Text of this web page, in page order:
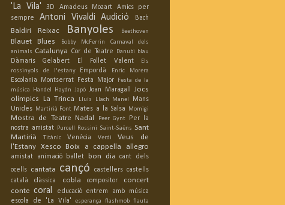
'La Vila'
3D Amadeus Mozart
Amics per
sempre
Antoni Vivaldi Audició Bach
Baldiri Reixac Banyoles Beethoven
Blauet Blues Bobby McFerrin
Carnaval dels
animals Catalunya Cor de Teatre Danubi blau
Dàmaris Gelabert El Follet Valent
Els
rossinyols de l'estany
Empordà Enric Morera
Escolania Montserrat Festa Major
Festa de la
música
Handel Haydn Japó Joan Maragall
Jocs
olímpics
La Trinca Lluís Llach Manel
Mans
Unides
Martirià Font Mates a la Salsa Momigi
Mostra de Teatre Nadal Peer Gynt
Per la
nostra amistat
Purcell Rossini Saint-Saëns Sant
Martirià
Titànic Venècia Verdi
Veus de
l'Estany
Xesco Boix a cappella allegro
amistat animació ballet bon dia
cant dels
ocells cantata cançó castellers castells
català
clàssica cobla compositor
concert
conte coral educació entrem amb música
escola de 'La Vila'
esperança flashmob flauta